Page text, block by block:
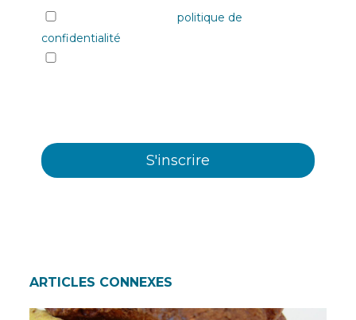
J'ai lu et j'accepte lapolitique de
confidentialité
ARTICLES CONNEXES